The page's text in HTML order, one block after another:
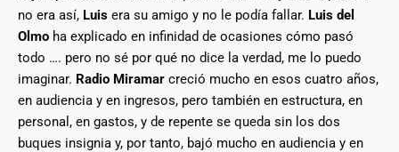
no era así, Luis era su amigo y no le podía fallar. Luis del
Olmo ha explicado en infinidad de ocasiones cómo pasó
todo …. pero no sé por qué no dice la verdad, me lo puedo
imaginar. Radio Miramar creció mucho en esos cuatro años,
en audiencia y en ingresos, pero también en estructura, en
personal, en gastos, y de repente se queda sin los dos
buques insignia y, por tanto, bajó mucho en audiencia y en